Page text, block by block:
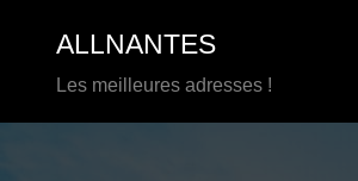
contenu
ALLNANTES
Les meilleures adresses !